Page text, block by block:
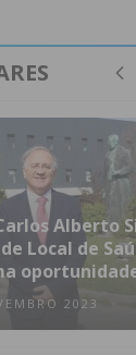
Alberto
Local de
2023